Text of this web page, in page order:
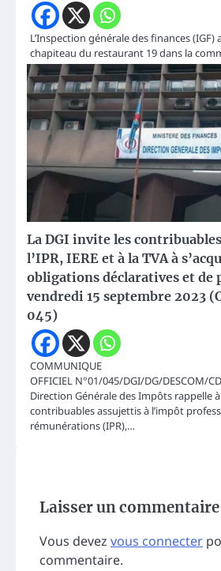
L’Inspection générale des finances (IGF)
chapiteau du restaurant 19 dans la
La DGI invite les
l’IPR, IERE et à la TVA à
obligations déclaratives et de
vendredi 15 septembre 2023
045)
COMMUNIQUE
OFFICIEL N°01/045/DGI/DG/DESCOM/
Direction Générale des Impôts rappelle
contribuables assujettis à l’impôt
rémunérations (IPR),…
Laisser un commentaire
Vous devez vous connecter
commentaire.